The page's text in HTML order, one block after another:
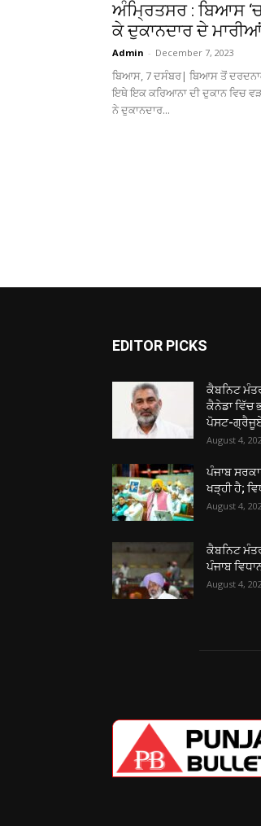
ਅੰਮ੍ਰਿਤਸਰ : ਬਿਆਸ
ਕੇ ਦੁਕਾਨਦਾਰ ਦੇ
Admin - December 7, 2023
ਬਿਆਸ, 7 ਦਸੰਬਰ| ਬਿਆਸ ਤੋਂ
ਇਥੇ ਇਕ ਕਰਿਆਨਾ ਦੀ ਦੁਕਾਨ ਵਿਚ
ਨੇ ਦੁਕਾਨਦਾਰ...
EDITOR PICKS
ਕੈਬਨਿਟ
ਕੈਨੇਡਾ ਵਿੱਚ
ਪੋਸਟ-
August 4,
ਪੰਜਾਬ
ਖੜ੍ਹੀ ਹੈ;
August 4,
ਕੈਬਨਿਟ
ਪੰਜਾਬ
August 4,